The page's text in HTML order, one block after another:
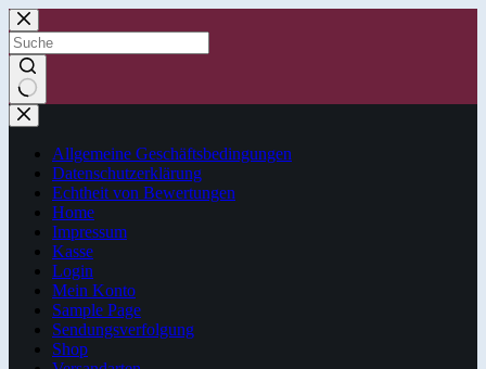
Zum
Inhalt
springen
Keine
Ergebnisse
Allgemeine Geschäftsbedingungen
Datenschutzerklärung
Echtheit von Bewertungen
Home
Impressum
Kasse
Login
Mein Konto
Sample Page
Sendungsverfolgung
Shop